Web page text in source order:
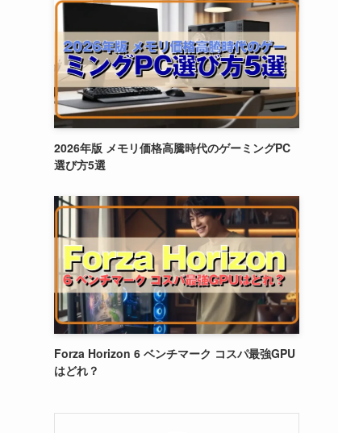
2026年版 メモリ価格高騰時代のゲーミングPC
選び方5選
Forza Horizon 6 ベンチマーク コスパ最強GPU
はどれ？